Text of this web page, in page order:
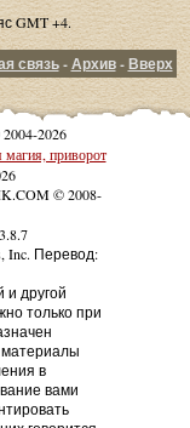
GMT +4.
связь-Архив-Вверх
2026
магия, приворот
© 2008-
Inc. Перевод:
и другой
только при
материалы
в
вами